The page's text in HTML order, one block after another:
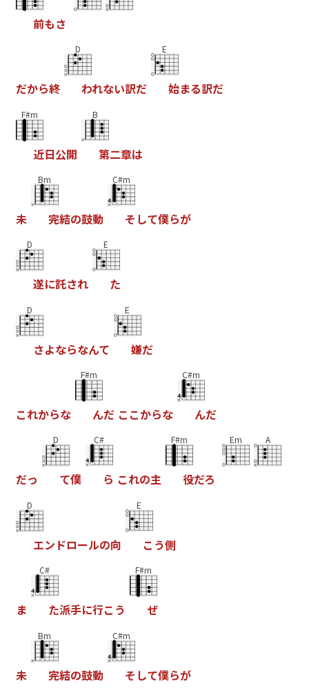
前もさ
だから終
D
われない訳だ
E
始まる訳だ
F#m
近日公開
B
第二章は
未
Bm
完結の鼓動
C#m
そ して僕らが
D
遂に託され
E
た
D
さよならなんて
E
嫌だ
これからな
F#m
んだ こ こからな
C#m
んだ
だっ
D
て僕
C#
ら これの主
F#m
役だろ
Em A
D
エン ドロールの向
E
こ う側
ま
C#
た派手に行こ う
F#m
ぜ
未
Bm
完結の鼓動
C#m
そ して僕らが